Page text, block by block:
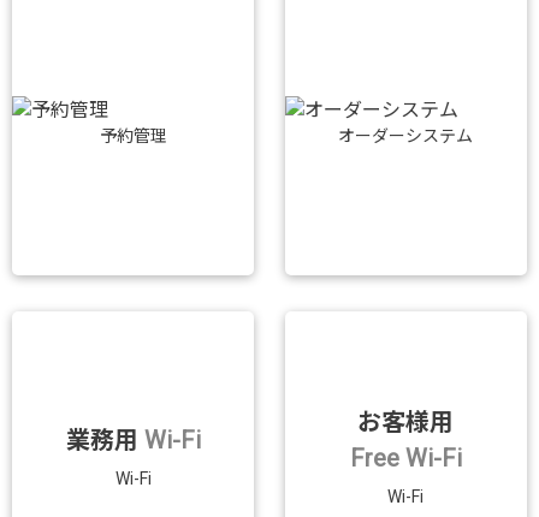
予約管理 オーダーシステム
業務用 Wi-Fi
Wi-Fi
お客様用
Free Wi-Fi
Wi-Fi